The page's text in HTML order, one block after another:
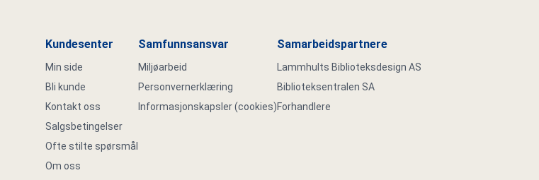
Kundesenter
Min side
Bli kunde
Kontakt oss
Salgsbetingelser
Ofte stilte spørsmål
Om oss
Samfunnsansvar
Miljøarbeid
Personvernerklæring
Informasjonskapsler (cookies)
Samarbeidspartnere
Lammhults Biblioteksdesign AS
Biblioteksentralen SA
Forhandlere